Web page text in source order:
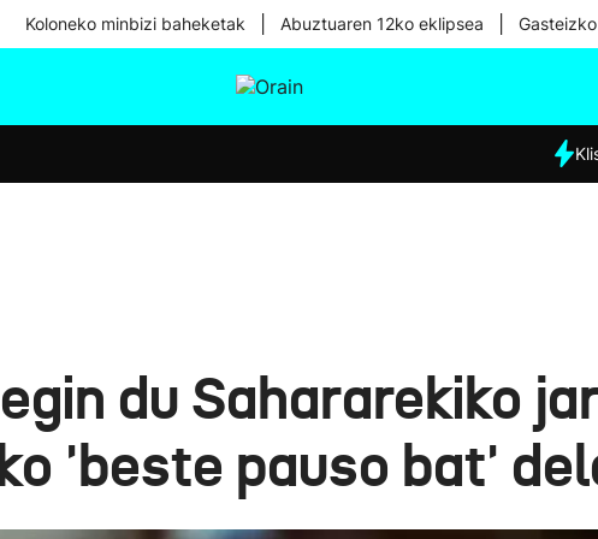
Koloneko minbizi baheketak Abuztuaren 12ko eklipsea
Eguraldia
du Sahararekiko
'beste pauso bat'